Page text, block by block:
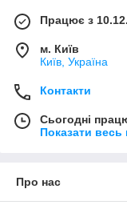
Працює з
м. Київ
Київ, Україна
Контакти
Сьогодні
Показати весь
Про нас